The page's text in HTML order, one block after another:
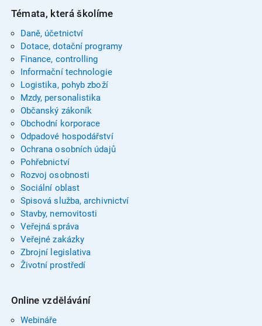
Témata, která školíme
Daně, účetnictví
Dotace, dotační programy
Finance, controlling
Informační technologie
Logistika, pohyb zboží
Mzdy, personalistika
Občanský zákoník
Obchodní korporace
Odpadové hospodářství
Ochrana osobních údajů
Pohřebnictví
Rozvoj osobnosti
Sociální oblast
Spisová služba, archivnictví
Stavby, nemovitosti
Veřejná správa
Veřejné zakázky
Zbrojní legislativa
Životní prostředí
Online vzdělávání
Webináře